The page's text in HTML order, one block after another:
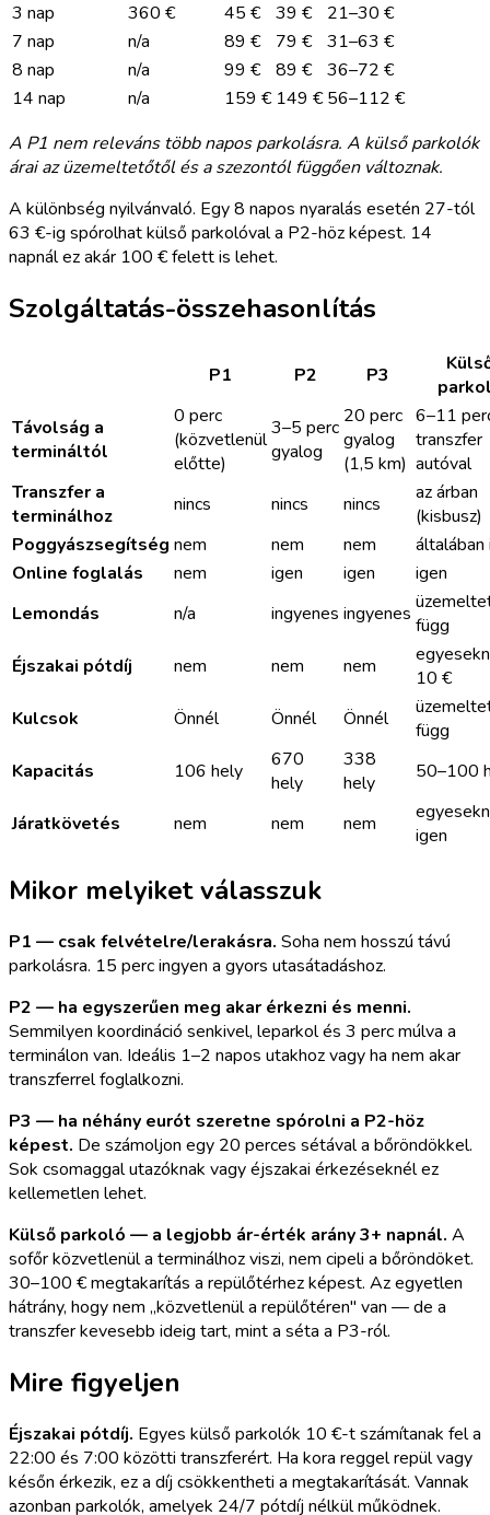
3 nap
360 € 45 € 39 €
21–30 €
7 nap
n/a 89 € 79 €
31–63 €
8 nap
n/a 99 € 89 €
36–72 €
14 nap
n/a 159 € 149 € 56–112 €
A P1 nem releváns több napos parkolásra. A külső parkolók
árai az üzemeltetőtől és a szezontól függően változnak.
A különbség nyilvánvaló. Egy 8 napos nyaralás esetén 27-tól
63 €-ig spórolhat külső parkolóval a P2-höz képest. 14
napnál ez akár 100 € felett is lehet.
Szolgáltatás-összehasonlítás
P1 P2 P3
Távolság a
termináltól
0 perc
(közvetlenül
előtte)
3–5 perc
gyalog
20 perc
gyalog
(1,5 km)
6–11
transzfer
autóval
Transzfer a
terminálhoz
nincs nincs nincs
az árban
(kisbusz)
Poggyászsegítség nem nem nem
általában
Online foglalás
nem igen igen
igen
Lemondás
n/a ingyenes ingyenes függ
Éjszakai pótdíj
nem nem nem
10 €
Kulcsok
Önnél Önnél Önnél
függ
Kapacitás
106 hely
670
hely
338
hely
50–100
Járatkövetés nem nem nem
igen
Mikor melyiket válasszuk
P1 — csak felvételre/lerakásra. Soha nem hosszú távú
parkolásra. 15 perc ingyen a gyors utasátadáshoz.
P2 — ha egyszerűen meg akar érkezni és menni.
Semmilyen koordináció senkivel, leparkol és 3 perc múlva a
terminálon van. Ideális 1–2 napos utakhoz vagy ha nem akar
transzferrel foglalkozni.
P3 — ha néhány eurót szeretne spórolni a P2-höz
képest. De számoljon egy 20 perces sétával a bőröndökkel.
Sok csomaggal utazóknak vagy éjszakai érkezéseknél ez
kellemetlen lehet.
Külső parkoló — a legjobb ár-érték arány 3+ napnál. A
sofőr közvetlenül a terminálhoz viszi, nem cipeli a bőröndöket.
30–100 € megtakarítás a repülőtérhez képest. Az egyetlen
hátrány, hogy nem „közvetlenül a repülőtéren" van — de a
transzfer kevesebb ideig tart, mint a séta a P3-ról.
Mire figyeljen
Éjszakai pótdíj. Egyes külső parkolók 10 €-t számítanak fel a
22:00 és 7:00 közötti transzferért. Ha kora reggel repül vagy
későn érkezik, ez a díj csökkentheti a megtakarítását. Vannak
azonban parkolók, amelyek 24/7 pótdíj nélkül működnek.